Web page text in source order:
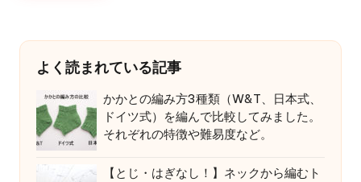
よく読まれている記事
かかとの編み方3種類（W&T、日本式、
ドイツ式）を編んで比較してみました。
それぞれの特徴や難易度など。
【とじ・はぎなし！】ネックから編むト